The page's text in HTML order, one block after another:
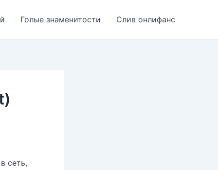
Голые знаменитости Слив онлифанс
сеть,